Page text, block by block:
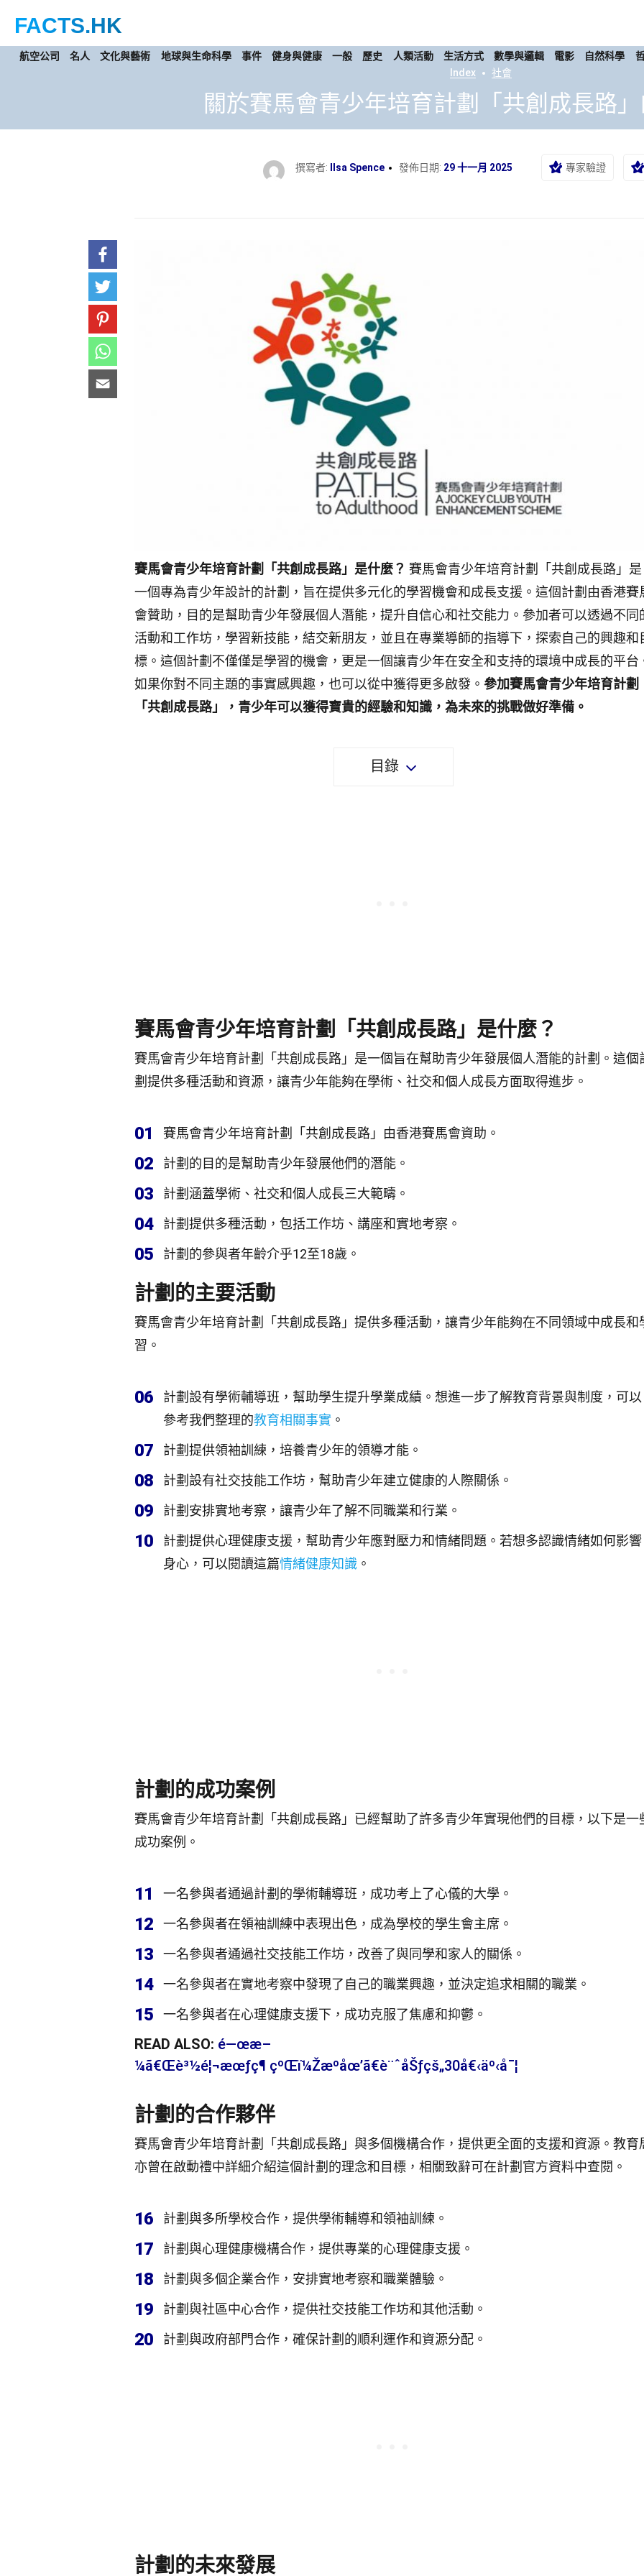
FACTS.HK
航空公司 名人 文化與藝術 地球與生命科學 事件 健身與健康 一般 歷史 人類活動 生活方式 數學與邏輯 電影 自然科學
Index
社會
關於賽馬會青少年培育計劃「共創成長路
撰寫者: Ilsa Spence 發佈日期: 29 十一月 2025 專家驗證
賽馬會青少年培育計劃「共創成長路」是什麼？ 賽馬會青少年培育計劃「共創成長路」是
一個專為青少年設計的計劃，旨在提供多元化的學習機會和成長支援。這個計劃由香港賽
會贊助，目的是幫助青少年發展個人潛能，提升自信心和社交能力。參加者可以透過不同
活動和工作坊，學習新技能，結交新朋友，並且在專業導師的指導下，探索自己的興趣和
標。這個計劃不僅僅是學習的機會，更是一個讓青少年在安全和支持的環境中成長的平台
如果你對不同主題的事實感興趣，也可以從中獲得更多啟發。 參加賽馬會青少年培育計劃
「共創成長路」，青少年可以獲得寶貴的經驗和知識，為未來的挑戰做好準備。
目錄
賽馬會青少年培育計劃「共創成長路」是什麼？
賽馬會青少年培育計劃「共創成長路」是一個旨在幫助青少年發展個人潛能的計劃。這個
劃提供多種活動和資源，讓青少年能夠在學術、社交和個人成長方面取得進步。
01 賽馬會青少年培育計劃「共創成長路」由香港賽馬會資助。
02 計劃的目的是幫助青少年發展他們的潛能。
03 計劃涵蓋學術、社交和個人成長三大範疇。
04 計劃提供多種活動，包括工作坊、講座和實地考察。
05 計劃的參與者年齡介乎12至18歲。
計劃的主要活動
賽馬會青少年培育計劃「共創成長路」提供多種活動，讓青少年能夠在不同領域中成長和
習。
06
計劃設有學術輔導班，幫助學生提升學業成績。想進一步了解教育背景與制度，可以
參考我們整理的教育相關事實 。
07 計劃提供領袖訓練，培養青少年的領導才能。
08 計劃設有社交技能工作坊，幫助青少年建立健康的人際關係。
09 計劃安排實地考察，讓青少年了解不同職業和行業。
10
計劃提供心理健康支援，幫助青少年應對壓力和情緒問題。若想多認識情緒如何影響
身心，可以閱讀這篇情緒健康知識 。
計劃的成功案例
賽馬會青少年培育計劃「共創成長路」已經幫助了許多青少年實現他們的目標，以下是一
成功案例。
11 一名參與者通過計劃的學術輔導班，成功考上了心儀的大學。
12 一名參與者在領袖訓練中表現出色，成為學校的學生會主席。
13 一名參與者通過社交技能工作坊，改善了與同學和家人的關係。
14 一名參與者在實地考察中發現了自己的職業興趣，並決定追求相關的職業。
15 一名參與者在心理健康支援下，成功克服了焦慮和抑鬱。
READ ALSO: é—œæ–
¼ã€Œè³½é¦¬æœƒç¶ çºŒï¼Žæºåœ’ã€è¨ˆåŠƒçš„30å€‹äº‹å¯¦
計劃的合作夥伴
賽馬會青少年培育計劃「共創成長路」與多個機構合作，提供更全面的支援和資源。教育
亦曾在啟動禮中詳細介紹這個計劃的理念和目標，相關致辭可在計劃官方資料中查閱。
16 計劃與多所學校合作，提供學術輔導和領袖訓練。
17 計劃與心理健康機構合作，提供專業的心理健康支援。
18 計劃與多個企業合作，安排實地考察和職業體驗。
19 計劃與社區中心合作，提供社交技能工作坊和其他活動。
20 計劃與政府部門合作，確保計劃的順利運作和資源分配。
計劃的未來發展